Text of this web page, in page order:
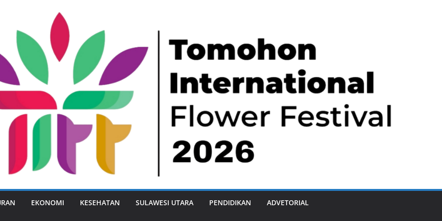
EKONOMI KESEHATAN SULAWESI UTARA PENDIDIKAN ADVETORIAL